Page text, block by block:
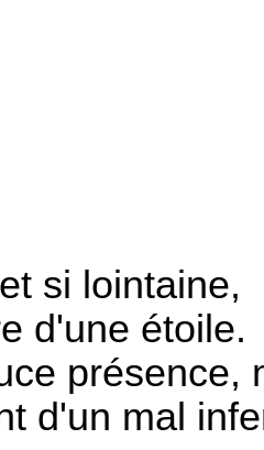
si lointaine,
d'une étoile.
présence,
d'un mal